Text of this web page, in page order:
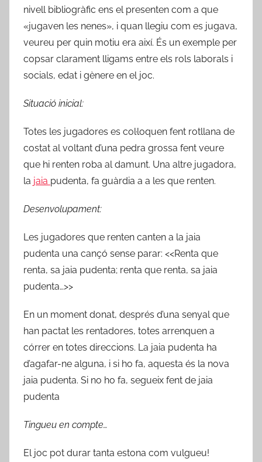
nivell bibliogràfic ens el presenten com a que
«jugaven les nenes», i quan llegiu com es jugava,
veureu per quin motiu era així. És un exemple per
copsar clarament lligams entre els rols laborals i
socials, edat i gènere en el joc.
Situació inicial:
Totes les jugadores es col·loquen fent rotllana de
costat al voltant d’una pedra grossa fent veure
que hi renten roba al damunt. Una altre jugadora,
la jaia pudenta, fa guàrdia a a les que renten.
Desenvolupament:
Les jugadores que renten canten a la jaia
pudenta una cançó sense parar: <<Renta que
renta, sa jaia pudenta; renta que renta, sa jaia
pudenta…>>
En un moment donat, després d’una senyal que
han pactat les rentadores, totes arrenquen a
córrer en totes direccions. La jaia pudenta ha
d’agafar-ne alguna, i si ho fa, aquesta és la nova
jaia pudenta. Si no ho fa, segueix fent de jaia
pudenta
Tingueu en compte…
El joc pot durar tanta estona com vulgueu!